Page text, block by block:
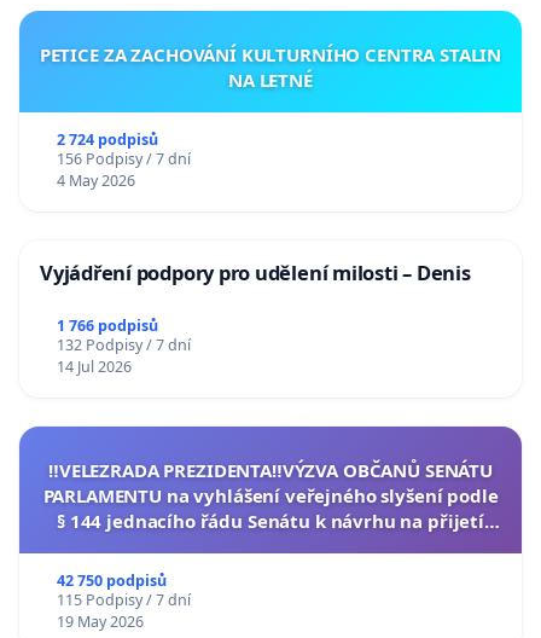
PETICE ZA ZACHOVÁNÍ KULTURNÍHO CENTRA STALIN
NA LETNÉ
2 724 podpisů
156 Podpisy / 7 dní
4 May 2026
Vyjádření podpory pro udělení milosti – Denis
1 766 podpisů
132 Podpisy / 7 dní
14 Jul 2026
‼️VELEZRADA PREZIDENTA‼️VÝZVA OBČANŮ SENÁTU
PARLAMENTU na vyhlášení veřejného slyšení podle
§ 144 jednacího řádu Senátu k návrhu na přijetí
42 750 podpisů
115 Podpisy / 7 dní
19 May 2026